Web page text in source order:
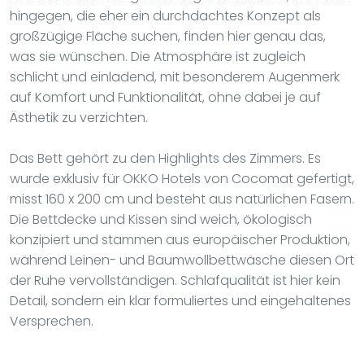
hingegen, die eher ein durchdachtes Konzept als
großzügige Fläche suchen, finden hier genau das,
was sie wünschen. Die Atmosphäre ist zugleich
schlicht und einladend, mit besonderem Augenmerk
auf Komfort und Funktionalität, ohne dabei je auf
Ästhetik zu verzichten.
Das Bett gehört zu den Highlights des Zimmers. Es
wurde exklusiv für OKKO Hotels von Cocomat gefertigt,
misst 160 x 200 cm und besteht aus natürlichen Fasern.
Die Bettdecke und Kissen sind weich, ökologisch
konzipiert und stammen aus europäischer Produktion,
während Leinen- und Baumwollbettwäsche diesen Ort
der Ruhe vervollständigen. Schlafqualität ist hier kein
Detail, sondern ein klar formuliertes und eingehaltenes
Versprechen.